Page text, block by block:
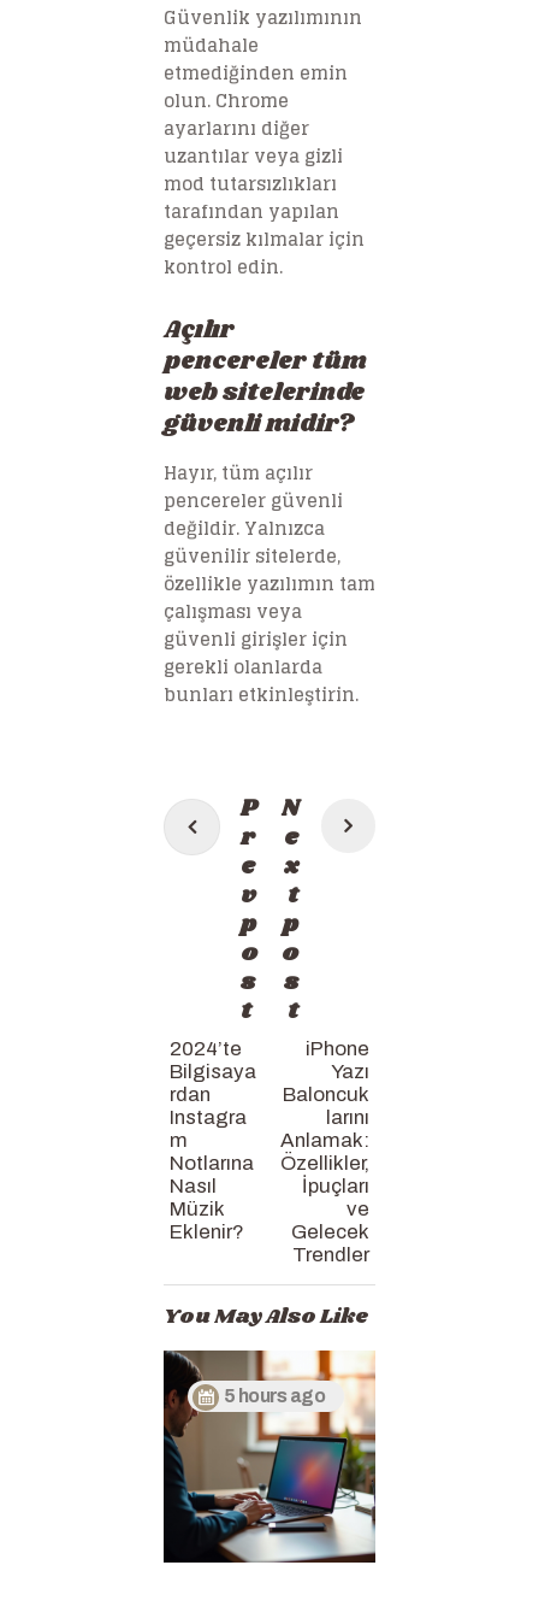
Güvenlik yazılımının
müdahale
etmediğinden emin
olun. Chrome
ayarlarını diğer
uzantılar veya gizli
mod tutarsızlıkları
tarafından yapılan
geçersiz kılmalar için
kontrol edin.
Açılır
pencereler tüm
web sitelerinde
güvenli midir?
Hayır, tüm açılır
pencereler güvenli
değildir. Yalnızca
güvenilir sitelerde,
özellikle yazılımın tam
çalışması veya
güvenli girişler için
gerekli olanlarda
bunları etkinleştirin.
Post
navigation
P
r
e
v
p
o
s
t
2024’te
Bilgisaya
rdan
Instagra
m
Notlarına
Nasıl
Müzik
Eklenir?
N
e
x
t
p
o
s
t
iPhone
Yazı
Baloncuk
larını
Anlamak:
Özellikler,
İpuçları
ve
Gelecek
Trendler
You May Also Like
5 hours ago